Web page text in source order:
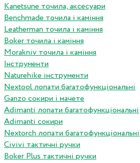
Kanetsune точила, аксесуари
Benchmade точила і каміння
Leatherman точила і каміння
Boker точила і каміння
Morakniv точила і каміння
Інструменти
Naturehike інструменти
Nextool лопати багатофункціональні
Ganzo сокири і мачете
Adimanti лопати багатофункціональні
Adimanti сокири
Nextorch лопати багатофункціональні
Сivivi тактичні ручки
Boker Plus тактичні ручки